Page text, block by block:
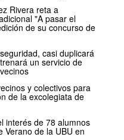
Rivera reta a
"A pasar el
de su concurso de
casi duplicará
un servicio de
y colectivos para
de la excolegiata de
interés de 78 alumnos
Verano de la UBU en